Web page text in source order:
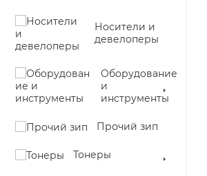
Носители и
девелоперы
Оборудование
и
инструменты
Прочий зип
Тонеры